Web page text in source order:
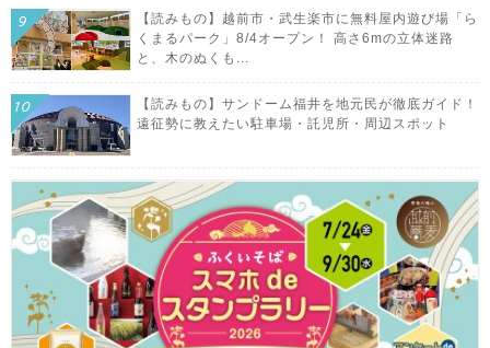
【読みもの】越前市・武生楽市に無料屋内遊び場「ら
くまるパーク」8/4オープン！ 高さ6mの立体迷路
と、木のぬくも...
【読みもの】サンドーム福井を地元民が徹底ガイド！
遠征勢に教えたい駐車場・託児所・周辺スポット